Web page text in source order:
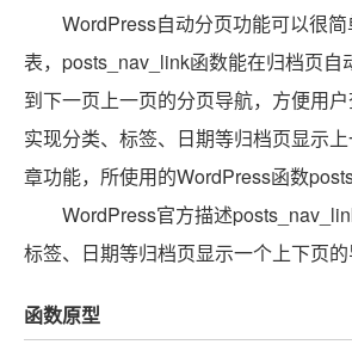
WordPress自动分页功能可以很
表，posts_nav_link函数能在归档页自
到下一页上一页的分页导航，方便用
实现分类、标签、日期等归档页显示
章功能，所使用的WordPress函数
WordPress官方描述
标签、日期等归档页显示一个上下页的
函数原型